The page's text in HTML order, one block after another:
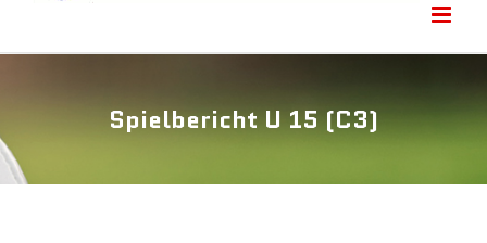
Spielbericht U 15 (C3)